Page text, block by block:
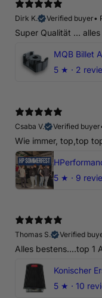
Dirk K.
Verified buyer•
Super Qualität ...
5 ★ · 2
Csaba V.
Verified buyer
Wie immer, top,top
5 ★ · 9
Thomas S.
Verified
Alles bestens....top 1
5 ★ · 10